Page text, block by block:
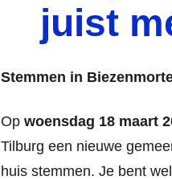
juist
Stemmen in
Op woensdag 18 maart
Tilburg een nieuwe
huis stemmen. Je bent